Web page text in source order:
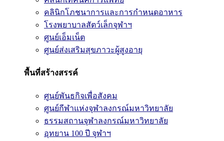
คลินิกโภชนาการและการกำหนดอาหาร
โรงพยาบาลสัตว์เล็กจุฬาฯ
ศูนย์เอ็มเน็ต
ศูนย์ส่งเสริมสุขภาวะผู้สูงอายุ
พื้นที่สร้างสรรค์
ศูนย์พันธกิจเพื่อสังคม
ศูนย์กีฬาแห่งจุฬาลงกรณ์มหาวิทยาลัย
ธรรมสถานจุฬาลงกรณ์มหาวิทยาลัย
อุทยาน 100 ปี จุฬาฯ